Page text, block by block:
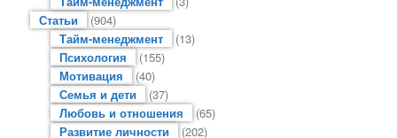
Статьи
(904)
Тайм-менеджмент
(13)
Психология
(155)
Мотивация
(40)
Семья и дети
(37)
Любовь и отношения
(65)
Развитие личности
(202)